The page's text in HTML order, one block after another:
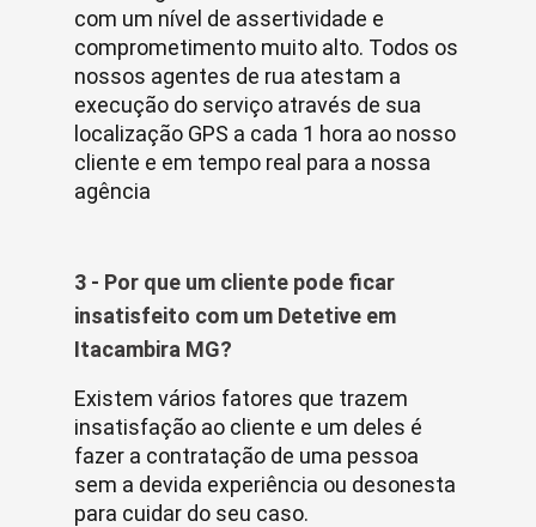
com um nível de assertividade e
comprometimento muito alto. Todos os
nossos agentes de rua atestam a
execução do serviço através de sua
localização GPS a cada 1 hora ao nosso
cliente e em tempo real para a nossa
agência
3 - Por que um cliente pode ficar
insatisfeito com um Detetive em
Itacambira MG?
Existem vários fatores que trazem
insatisfação ao cliente e um deles é
fazer a contratação de uma pessoa
sem a devida experiência ou desonesta
para cuidar do seu caso.